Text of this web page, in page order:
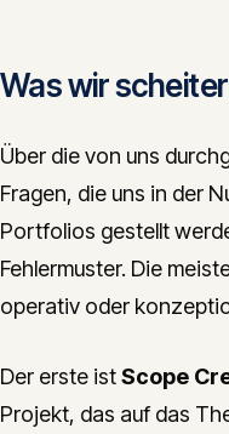
Was wir
Über die von uns
Fragen, die uns in der
Portfolios gestellt
Fehlermuster. Die
operativ oder
Der erste istScope
Projekt, das auf das